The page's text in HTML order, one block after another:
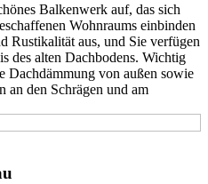
Balkenwerk auf, das sich
Wohnraums einbinden
Rustikalität aus, und Sie verfügen
des alten Dachbodens. Wichtig
Dachdämmung von außen sowie
an den Schrägen und am